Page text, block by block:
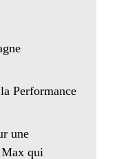
Performance
une
Max qui